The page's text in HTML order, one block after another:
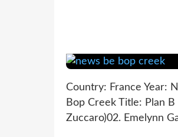
Country: France Year:
Bop Creek Title: Plan
Zuccaro)02. Emelynn